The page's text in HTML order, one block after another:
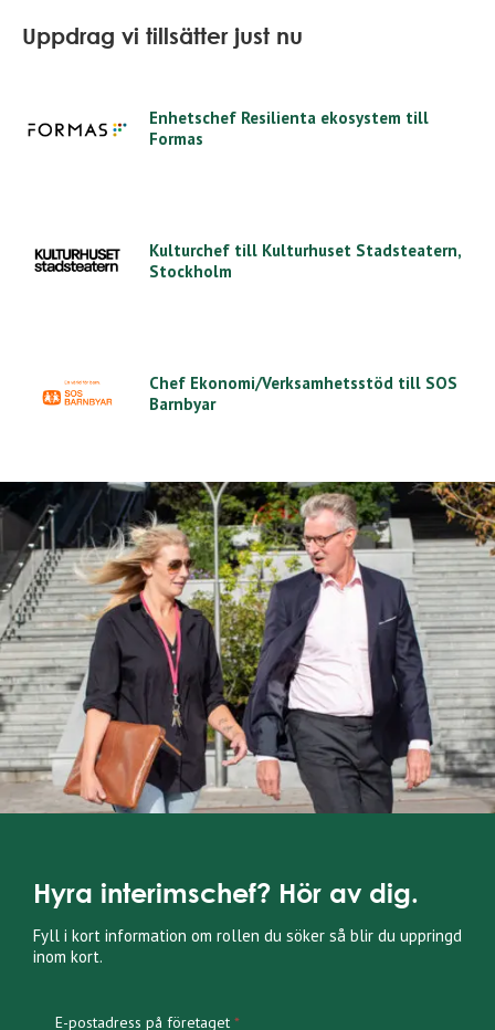
Uppdrag vi tillsätter just nu
Enhetschef Resilienta ekosystem till
Formas
Kulturchef till Kulturhuset Stadsteatern,
Stockholm
Chef Ekonomi/Verksamhetsstöd till SOS
Barnbyar
Hyra interimschef? Hör av dig.
Fyll i kort information om rollen du söker så blir du uppringd
inom kort.